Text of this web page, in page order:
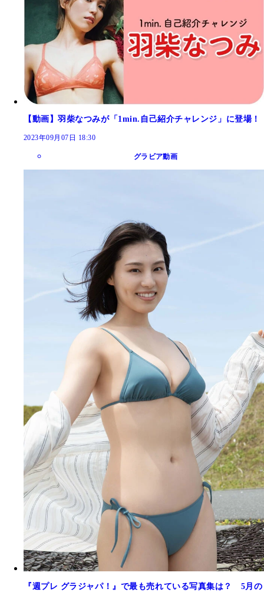
【動画】羽柴なつみが「1min.自己紹介チャレンジ」に登場！
2023年09月07日 18:30
グラビア動画
『週プレ グラジャパ！』で最も売れている写真集は？ 5月の